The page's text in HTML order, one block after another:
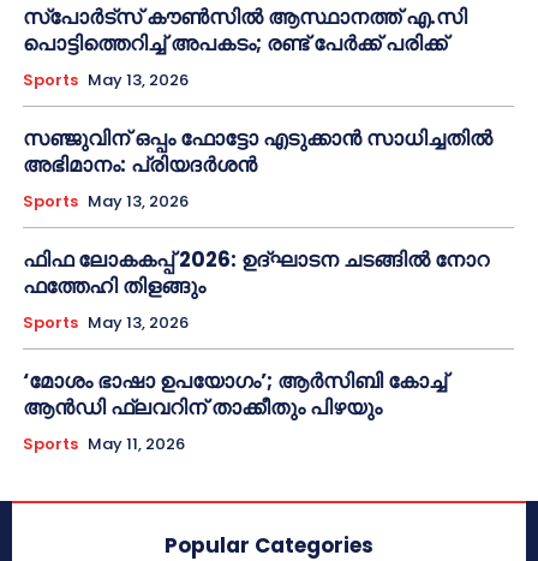
സ്പോർട്സ് കൗൺസിൽ ആസ്ഥാനത്ത് എ.സി
പൊട്ടിത്തെറിച്ച് അപകടം; രണ്ട് പേർക്ക് പരിക്ക്
Sports May 13, 2026
സഞ്ജുവിന് ഒപ്പം ഫോട്ടോ എടുക്കാൻ സാധിച്ചതിൽ
അഭിമാനം: പ്രിയദർശൻ
Sports May 13, 2026
ഫിഫ ലോകകപ്പ് 2026: ഉദ്ഘാടന ചടങ്ങിൽ നോറ
ഫത്തേഹി തിളങ്ങും
Sports May 13, 2026
‘മോശം ഭാഷാ ഉപയോഗം’; ആർസിബി കോച്ച്
ആൻഡി ഫ്ലവറിന് താക്കീതും പിഴയും
Sports May 11, 2026
Popular Categories